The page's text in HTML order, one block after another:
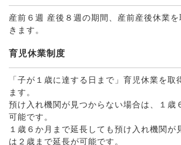
産前６週 産後８週の期間、産前産後休業
きます。
育児休業制度
「子が１歳に達する日まで」育児休業を取
ます。
預け入れ機関が見つからない場合は、１歳
可能です。
１歳６か月まで延長しても預け入れ機関が
は２歳まで延長が可能です。